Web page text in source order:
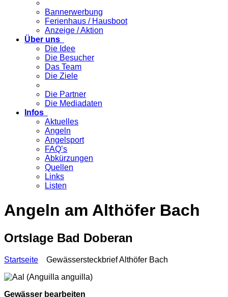
Bannerwerbung
Ferienhaus / Hausboot
Anzeige / Aktion
Über uns
Die Idee
Die Besucher
Das Team
Die Ziele
Die Partner
Die Mediadaten
Infos
Aktuelles
Angeln
Angelsport
FAQ’s
Abkürzungen
Quellen
Links
Listen
Angeln am Althöfer Bach
Ortslage Bad Doberan
Startseite Gewässersteckbrief Althöfer Bach
Gewässer bearbeiten